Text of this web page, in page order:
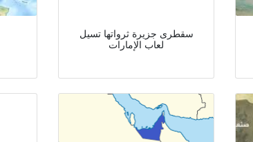
سقطرى جزيرة ثرواتها تسيل
لعاب الإمارات